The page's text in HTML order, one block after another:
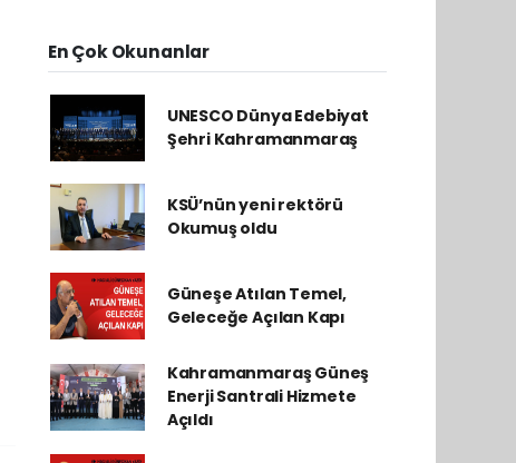
En Çok Okunanlar
UNESCO Dünya Edebiyat
Şehri Kahramanmaraş
KSÜ’nün yeni rektörü
Okumuş oldu
Güneşe Atılan Temel,
Geleceğe Açılan Kapı
Kahramanmaraş Güneş
Enerji Santrali Hizmete
Açıldı